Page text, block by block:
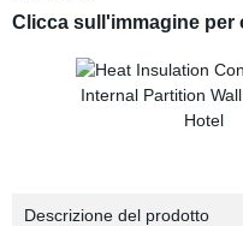
Clicca sull'immagine
Descrizione del prodotto